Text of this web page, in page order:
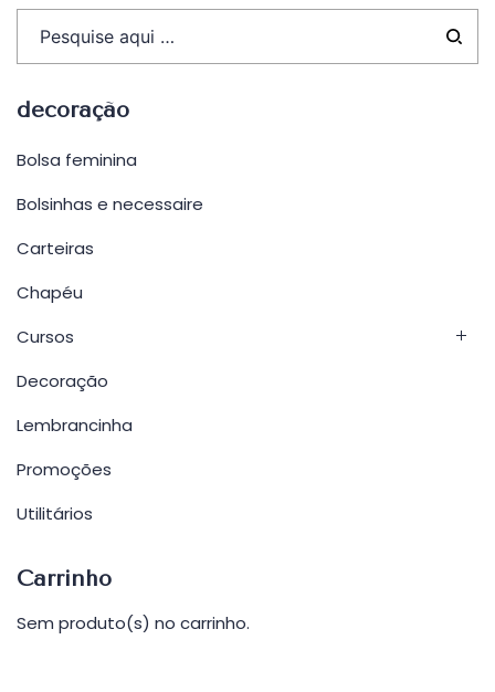
decoração
Bolsa feminina
Bolsinhas e necessaire
Carteiras
Chapéu
Cursos
Decoração
Lembrancinha
Promoções
Utilitários
Carrinho
Sem produto(s) no carrinho.